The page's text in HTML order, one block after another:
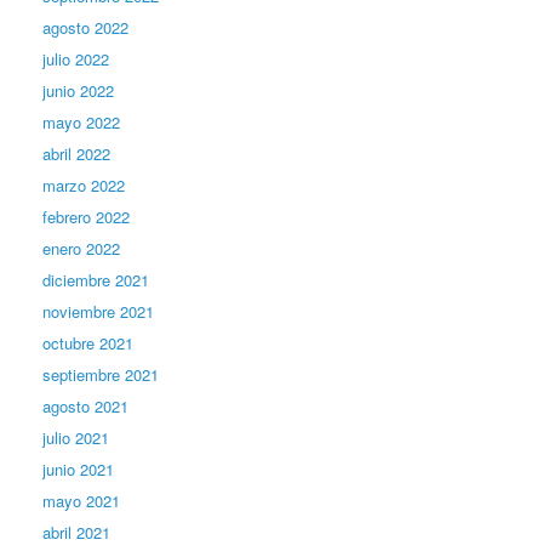
agosto 2022
julio 2022
junio 2022
mayo 2022
abril 2022
marzo 2022
febrero 2022
enero 2022
diciembre 2021
noviembre 2021
octubre 2021
septiembre 2021
agosto 2021
julio 2021
junio 2021
mayo 2021
abril 2021